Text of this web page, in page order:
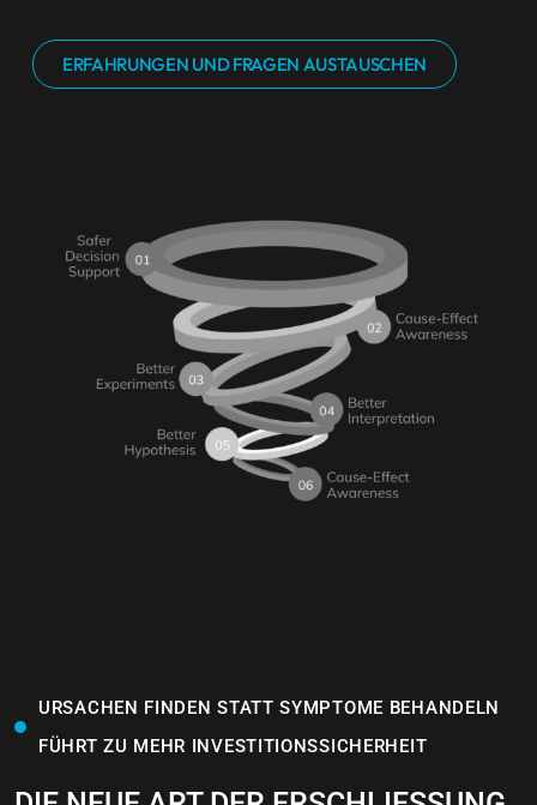
ERFAHRUNGEN UND FRAGEN AUSTAUSCHEN
URSACHEN FINDEN STATT SYMPTOME BEHANDELN
FÜHRT ZU MEHR INVESTITIONSSICHERHEIT